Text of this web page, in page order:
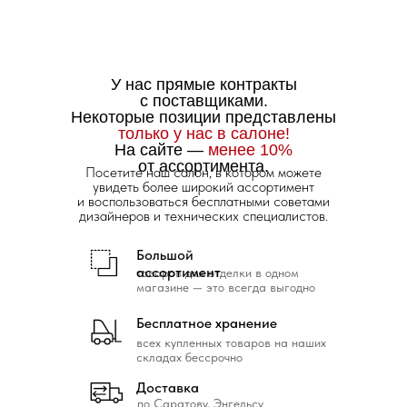
всех купленных товаров на наших
складах бессрочно
Бесплатное хранение
товаров для отделки в одном
магазине — это всегда выгодно
Большой
ассортимент
по Саратову, Энгельсу
Доставка
У нас прямые контракты
с поставщиками.
Некоторые позиции представлены
только у нас в салоне!
На сайте — менее 10%
от ассортимента.
Посетите наш салон, в котором можете
увидеть более широкий ассортимент
и воспользоваться бесплатными советами
дизайнеров и технических специалистов.